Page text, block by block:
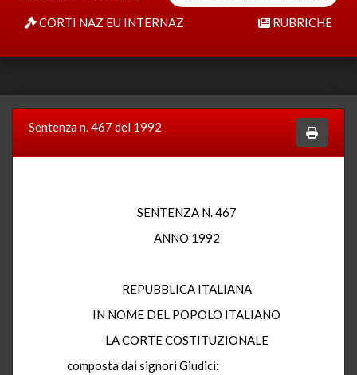
CORTI NAZ EU INTERNAZ RUBRICHE
Sentenza n. 467 del 1992
SENTENZA N. 467
ANNO 1992
REPUBBLICA ITALIANA
IN NOME DEL POPOLO ITALIANO
LA CORTE COSTITUZIONALE
composta dai signori Giudici: